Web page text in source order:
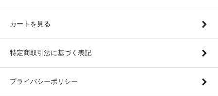
カートを見る
特定商取引法に基づく表記
プライバシーポリシー